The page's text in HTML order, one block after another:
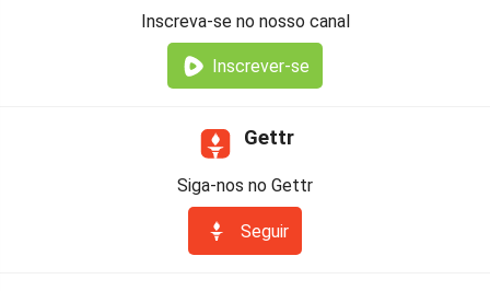
Inscreva-se no nosso canal
Inscrever-se
Gettr
Siga-nos no Gettr
Seguir